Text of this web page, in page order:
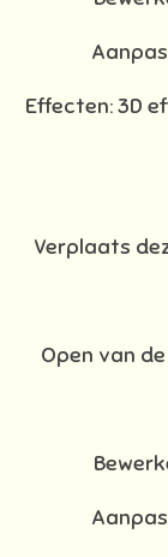
Effecten: 3D
Verplaats
Open van